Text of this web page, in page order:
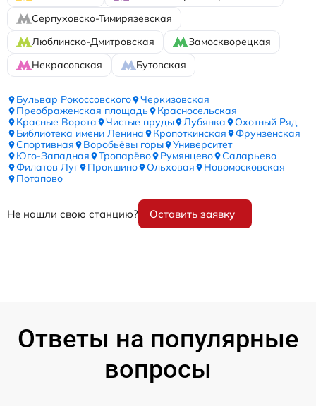
Серпуховско-Тимирязевская
Люблинско-Дмитровская
Замоскворецкая
Некрасовская
Бутовская
Бульвар Рокоссовского
Черкизовская
Преображенская площадь
Красносельская
Красные Ворота
Чистые пруды Лубянка
Охотный Ряд
Библиотека имени Ленина
Кропоткинская
Фрунзенская
Спортивная
Воробьёвы горы
Университет
Юго-Западная
Тропарёво Румянцево
Саларьево
Филатов Луг
Прокшино Ольховая
Новомосковская
Потапово
Не нашли свою станцию? Оставить заявку
Ответы на популярные
вопросы